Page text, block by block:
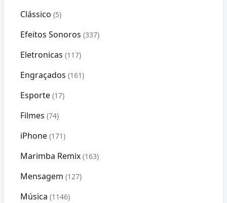
Clássico (5)
Efeitos Sonoros (337)
Eletronicas (117)
Engraçados (161)
Esporte (17)
Filmes (74)
iPhone (171)
Marimba Remix (163)
Mensagem (127)
Música (1146)